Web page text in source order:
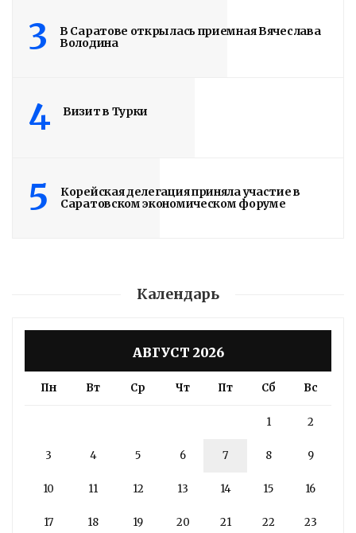
3
В Саратове открылась приемная Вячеслава
Володина
4 Визит в Турки
5
Корейская делегация приняла участие в
Саратовском экономическом форуме
Календарь
АВГУСТ 2026
Пн Вт Ср Чт Пт Сб Вс
1 2
3 4 5 6 7 8 9
10 11 12 13 14 15 16
17 18 19 20 21 22 23